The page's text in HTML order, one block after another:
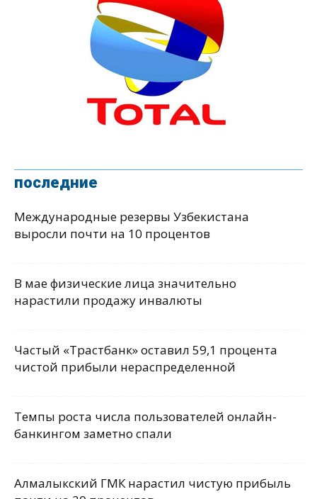
последние
Международные резервы Узбекистана
выросли почти на 10 процентов
В мае физические лица значительно
нарастили продажу инвалюты
Частый «Трастбанк» оставил 59,1 процента
чистой прибыли нераспределенной
Темпы роста числа пользователей онлайн-
банкингом заметно спали
Алмалыкский ГМК нарастил чистую прибыль